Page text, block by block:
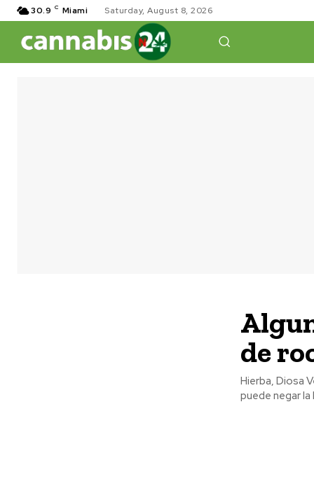
30.9 C Miami Saturday, August 8, 2026
de
Hierba, Diosa
puede negar la